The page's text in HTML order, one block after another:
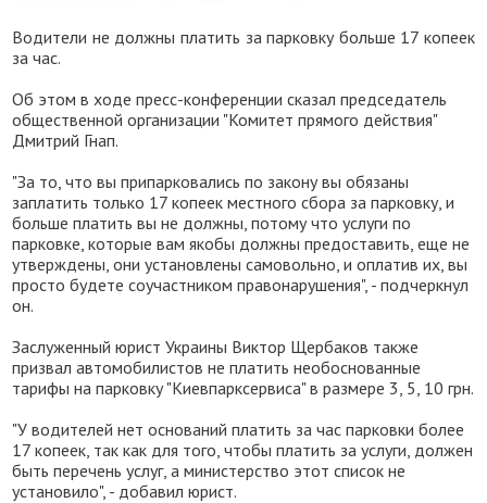
Водители не должны платить за парковку больше 17 копеек
за час.
Об этом в ходе пресс-конференции сказал председатель
общественной организации "Комитет прямого действия"
Дмитрий Гнап.
"За то, что вы припарковались по закону вы обязаны
заплатить только 17 копеек местного сбора за парковку, и
больше платить вы не должны, потому что услуги по
парковке, которые вам якобы должны предоставить, еще не
утверждены, они установлены самовольно, и оплатив их, вы
просто будете соучастником правонарушения", - подчеркнул
он.
Заслуженный юрист Украины Виктор Щербаков также
призвал автомобилистов не платить необоснованные
тарифы на парковку "Киевпарксервиса" в размере 3, 5, 10 грн.
"У водителей нет оснований платить за час парковки более
17 копеек, так как для того, чтобы платить за услуги, должен
быть перечень услуг, а министерство этот список не
установило", - добавил юрист.